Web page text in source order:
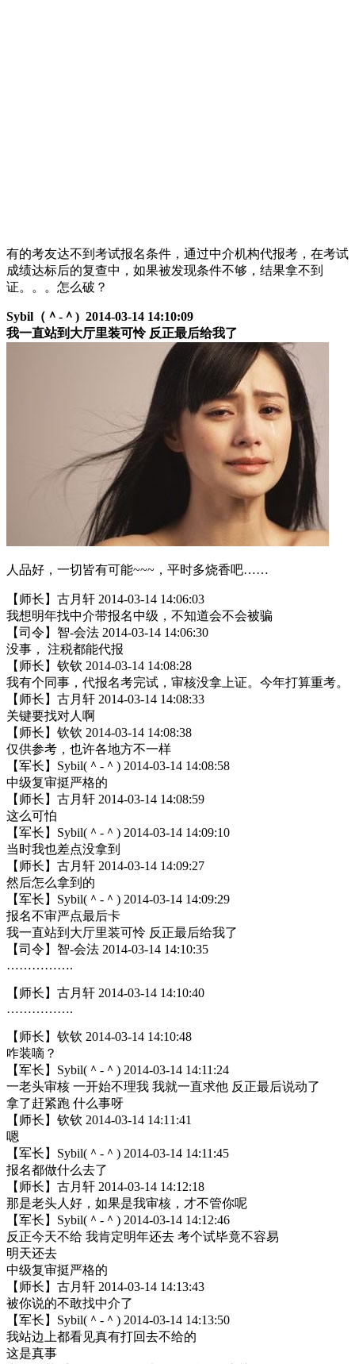
有的考友达不到考试报名条件，通过中介机构代报考，在考试
成绩达标后的复查中，如果被发现条件不够，结果拿不到
证。。。怎么破？
Sybil（＾-＾) 2014-03-14 14:10:09
我一直站到大厅里装可怜 反正最后给我了
人品好，一切皆有可能~~~，平时多烧香吧……
【师长】古月轩 2014-03-14 14:06:03
我想明年找中介带报名中级，不知道会不会被骗
【司令】智-会法 2014-03-14 14:06:30
没事， 注税都能代报
【师长】钦钦 2014-03-14 14:08:28
我有个同事，代报名考完试，审核没拿上证。今年打算重考。
【师长】古月轩 2014-03-14 14:08:33
关键要找对人啊
【师长】钦钦 2014-03-14 14:08:38
仅供参考，也许各地方不一样
【军长】Sybil(＾-＾) 2014-03-14 14:08:58
中级复审挺严格的
【师长】古月轩 2014-03-14 14:08:59
这么可怕
【军长】Sybil(＾-＾) 2014-03-14 14:09:10
当时我也差点没拿到
【师长】古月轩 2014-03-14 14:09:27
然后怎么拿到的
【军长】Sybil(＾-＾) 2014-03-14 14:09:29
报名不审严点最后卡
我一直站到大厅里装可怜 反正最后给我了
【司令】智-会法 2014-03-14 14:10:35
…………….
【师长】古月轩 2014-03-14 14:10:40
…………….
【师长】钦钦 2014-03-14 14:10:48
咋装嘀？
【军长】Sybil(＾-＾) 2014-03-14 14:11:24
一老头审核 一开始不理我 我就一直求他 反正最后说动了
拿了赶紧跑 什么事呀
【师长】钦钦 2014-03-14 14:11:41
嗯
【军长】Sybil(＾-＾) 2014-03-14 14:11:45
报名都做什么去了
【师长】古月轩 2014-03-14 14:12:18
那是老头人好，如果是我审核，才不管你呢
【军长】Sybil(＾-＾) 2014-03-14 14:12:46
反正今天不给 我肯定明年还去 考个试毕竟不容易
明天还去
中级复审挺严格的
【师长】古月轩 2014-03-14 14:13:43
被你说的不敢找中介了
【军长】Sybil(＾-＾) 2014-03-14 14:13:50
我站边上都看见真有打回去不给的
这是真事